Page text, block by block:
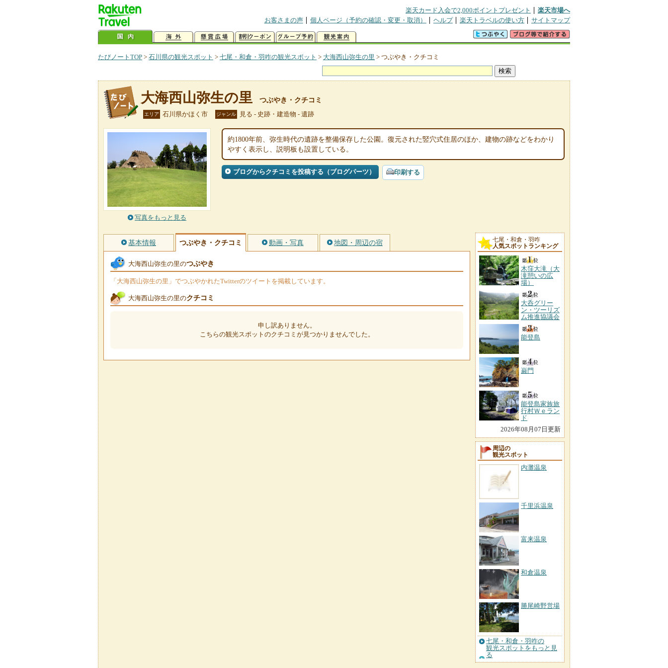
楽天カード入会で2,000ポイントプレゼント
楽天市場へ
お客さまの声
個人ページ（予約の確認・変更・取消） ヘルプ 楽天トラベルの使い方 サイトマップ
たびノートTOP > 石川県の観光スポット > 七尾・和倉・羽咋の観光スポット > 大海西山弥生の里 > つぶやき・クチコミ
大海西山弥生の里 つぶやき・クチコミ
エリア 石川県かほく市 ジャンル 見る - 史跡・建造物 - 遺跡
写真をもっと見る
約1800年前、弥生時代の遺跡を整備保存した公園。復元された竪穴式住居のほか、建物の跡などをわかり
やすく表示し、説明板も設置している。
ブログからクチコミを投稿する（ブログパーツ） 印刷する
基本情報 つぶやき・クチコミ 動画・写真 地図・周辺の宿
大海西山弥生の里のつぶやき
「大海西山弥生の里」でつぶやかれたTwitterのツイートを掲載しています。
大海西山弥生の里のクチコミ
申し訳ありません。
こちらの観光スポットのクチコミが見つかりませんでした。
七尾・和倉・羽咋
人気スポットランキング
木窪大滝（大
滝憩いの広
場）
大呑グリー
ン・ツーリズ
ム推進協議会
能登島
巌門
能登島家族旅
行村Ｗｅラン
ド
2026年08月07日更新
周辺の
観光スポット
内灘温泉
千里浜温泉
富来温泉
和倉温泉
勝尾崎野営場
七尾・和倉・羽咋の
観光スポットをもっと見
る